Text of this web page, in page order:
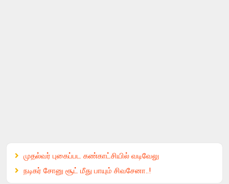
முதல்வர் புகைப்பட கண்காட்சியில் வடிவேலு
நடிகர் சோனு சூட் மீது பாயும் சிவசேனா..!